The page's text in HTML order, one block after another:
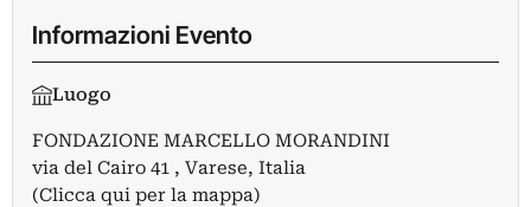
Informazioni Evento
Luogo
FONDAZIONE MARCELLO MORANDINI
via del Cairo 41 , Varese, Italia
(Clicca qui per la mappa)